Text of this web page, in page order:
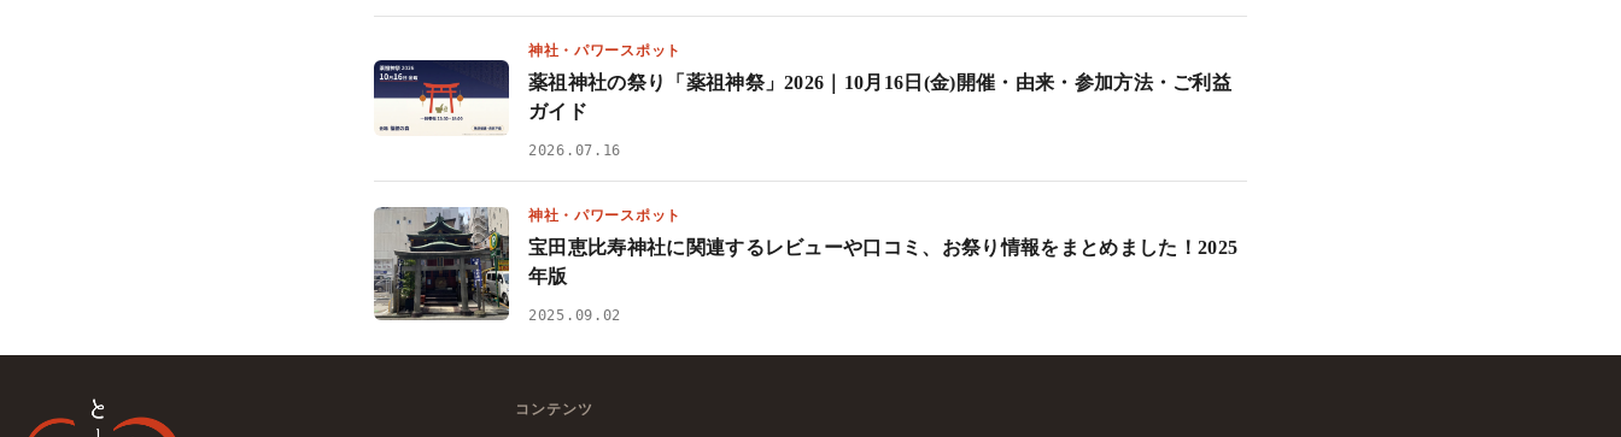
神社・パワースポット
薬祖神社の祭り「薬祖神祭」2026｜10月16日(金)開催・由来・参加方法・ご利益
ガイド
2026.07.16
神社・パワースポット
宝田恵比寿神社に関連するレビューや口コミ、お祭り情報をまとめました！2025
年版
2025.09.02
コンテンツ